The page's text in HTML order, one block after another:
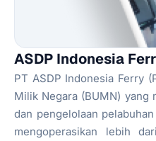
ASDP Indonesia
PT ASDP Indonesia Ferry
Milik Negara (BUMN) yang
dan pengelolaan
mengoperasikan lebih